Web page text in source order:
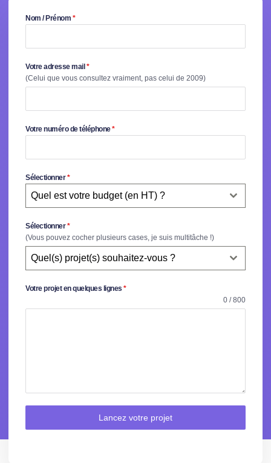
Nom / Prénom *
Votre adresse mail*
(Celui que vous consultez vraiment, pas celui de 2009)
Votre numéro de téléphone*
Sélectionner*
Quel est votre budget (en HT) ?
Sélectionner*
(Vous pouvez cocher plusieurs cases, je suis multitâche !)
Quel(s) projet(s) souhaitez-vous ?
Votre projet en quelques lignes *
0 / 800
Lancez votre projet